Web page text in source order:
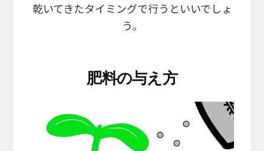
乾いてきたタイミングで行うといいでしょ
う。
肥料の与え方